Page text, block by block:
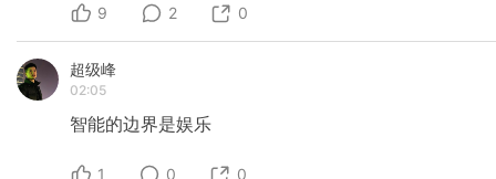
9 2 0
超级峰
02:05
智能的边界是娱乐
1 0 0